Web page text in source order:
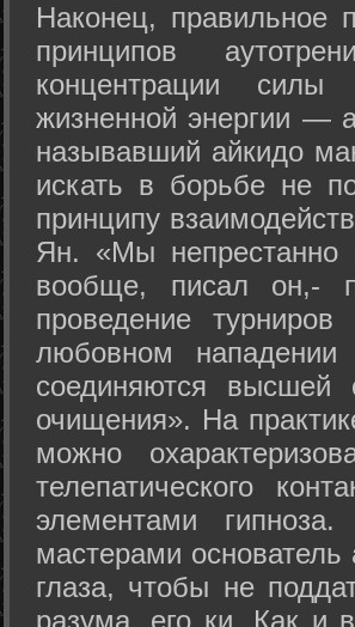
Наконец, правильное
принципов
концентрации
жизненной энергии —
называвший айкидо
искать в борьбе не
принципу
Ян. «Мы
вообще, писал он,-
проведение
любовном
соединяются
очищения». На
можно
телепатического
элементами
мастерами основатель
глаза, чтобы не
разума, его ки. Как и